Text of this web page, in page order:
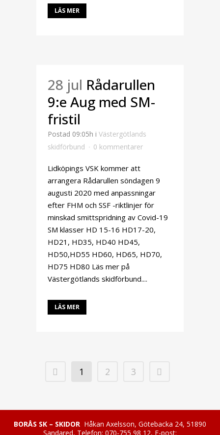
LÄS MER
28 jul Rådarullen
9:e Aug med SM-
fristil
Postad 09:05h i Västergötlands
skidförbund
0 kommentarer
Lidköpings VSK kommer att
arrangera Rådarullen söndagen 9
augusti 2020 med anpassningar
efter FHM och SSF -riktlinjer för
minskad smittspridning av Covid-19
SM klasser HD 15-16 HD17-20,
HD21, HD35, HD40 HD45,
HD50,HD55 HD60, HD65, HD70,
HD75 HD80 Läs mer på
Västergötlands skidförbund....
LÄS MER
1 2 3
BORÅS SK – SKIDOR Håkan Axelsson, Götebacka 24, 51890
Sandared, Telefon: 070-755 98 12, E-post: